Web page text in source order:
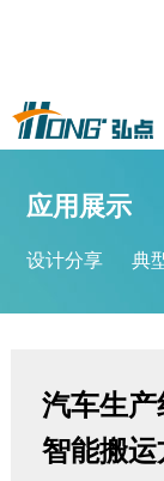
公司简介
设计分享
优秀案例
重型龙门上下料
工业机器人
履带底盘
系统方案
在线询价
应用展示
设计分享 典
汽车生
智能搬